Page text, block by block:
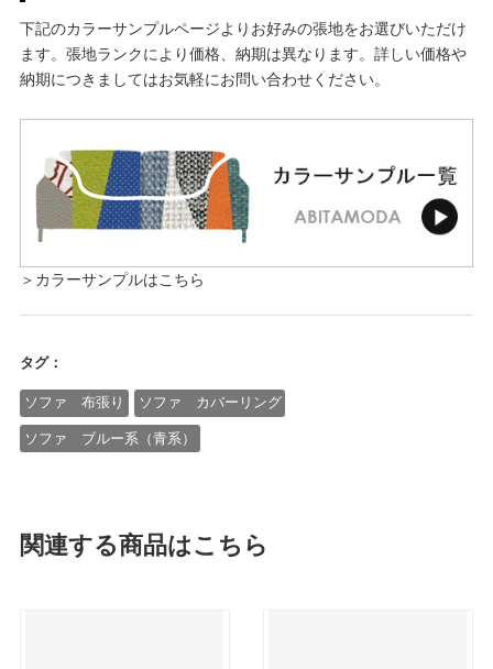
下記のカラーサンプルページよりお好みの張地をお選びいただけ
ます。張地ランクにより価格、納期は異なります。詳しい価格や
納期につきましてはお気軽にお問い合わせください。
＞カラーサンプルはこちら
タグ：
ソファ 布張り ソファ カバーリング
ソファ ブルー系（青系）
関連する商品はこちら